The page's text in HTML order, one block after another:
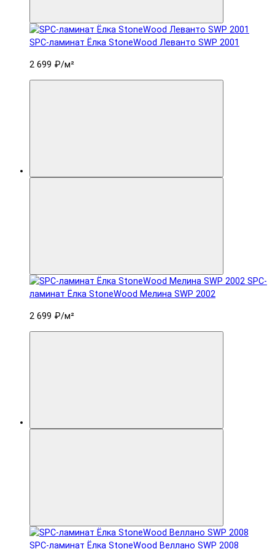
SPC-ламинат Ëлка StoneWood Леванто SWP 2001
2 699 ₽/м²
SPC-
ламинат Ëлка StoneWood Мелина SWP 2002
2 699 ₽/м²
SPC-ламинат Ëлка StoneWood Веллано SWP 2008